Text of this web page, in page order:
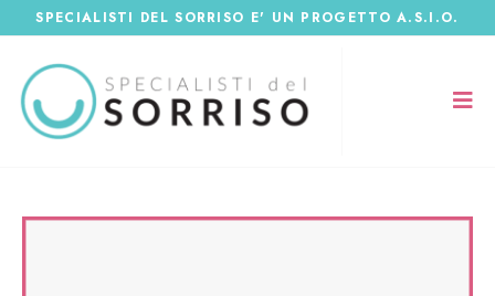
SPECIALISTI DEL SORRISO E' UN PROGETTO A.S.I.O.